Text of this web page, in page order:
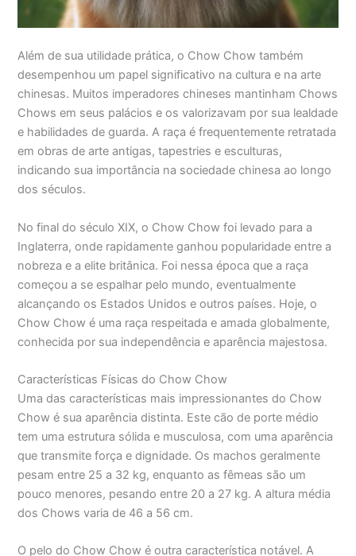
Além de sua utilidade prática, o Chow Chow também
desempenhou um papel significativo na cultura e na arte
chinesas. Muitos imperadores chineses mantinham Chows
Chows em seus palácios e os valorizavam por sua lealdade
e habilidades de guarda. A raça é frequentemente retratada
em obras de arte antigas, tapestries e esculturas,
indicando sua importância na sociedade chinesa ao longo
dos séculos.
No final do século XIX, o Chow Chow foi levado para a
Inglaterra, onde rapidamente ganhou popularidade entre a
nobreza e a elite britânica. Foi nessa época que a raça
começou a se espalhar pelo mundo, eventualmente
alcançando os Estados Unidos e outros países. Hoje, o
Chow Chow é uma raça respeitada e amada globalmente,
conhecida por sua independência e aparência majestosa.
Características Físicas do Chow Chow
Uma das características mais impressionantes do Chow
Chow é sua aparência distinta. Este cão de porte médio
tem uma estrutura sólida e musculosa, com uma aparência
que transmite força e dignidade. Os machos geralmente
pesam entre 25 a 32 kg, enquanto as fêmeas são um
pouco menores, pesando entre 20 a 27 kg. A altura média
dos Chows varia de 46 a 56 cm.
O pelo do Chow Chow é outra característica notável. A